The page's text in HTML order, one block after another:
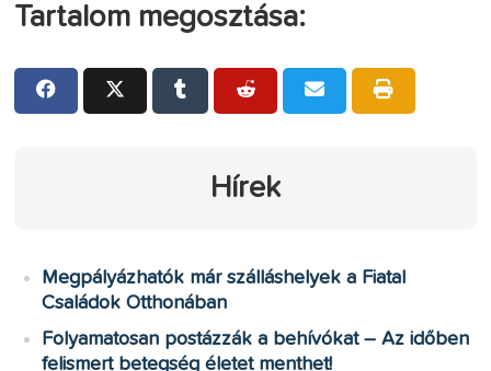
Tartalom megosztása:
Hírek
Megpályázhatók már szálláshelyek a Fiatal
Családok Otthonában
Folyamatosan postázzák a behívókat – Az időben
felismert betegség életet menthet!